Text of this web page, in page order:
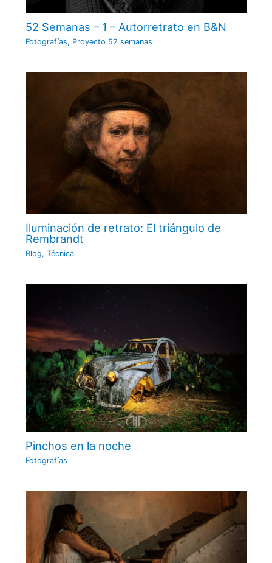
52 Semanas – 1 – Autorretrato en B&N
Fotografías, Proyecto 52 semanas
Iluminación de retrato: El triángulo de
Rembrandt
Blog, Técnica
Pinchos en la noche
Fotografías